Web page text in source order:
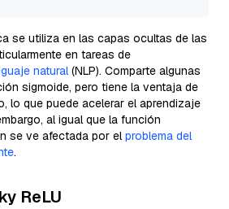
se utiliza en las capas ocultas de las
en tareas de
natural(NLP). Comparte algunas
sigmoide, pero tiene la ventaja de
lo que puede acelerar el aprendizaje
al igual que la función
se ve afectada por elproblema del
.
ReLU